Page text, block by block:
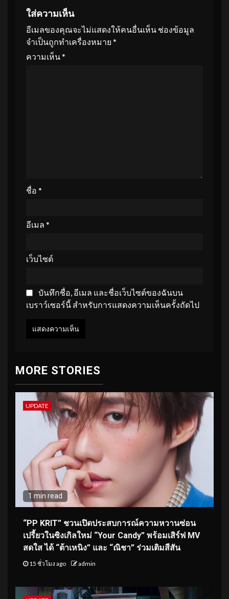
ใส่ความเห็น
อีเมลของคุณจะไม่แสดงให้คนอื่นเห็น ช่องข้อมูล
จำเป็นถูกทำเครื่องหมาย *
ความเห็น*
ชื่อ *
อีเมล *
เว็บไซต์
บันทึกชื่อ, อีเมล และชื่อเว็บไซต์ของฉันบน
เบราว์เซอร์นี้ สำหรับการแสดงความเห็นครั้งถัดไป
MORE STORIES
UPDATE
1 min read
“PP KRIT” ชวนเปิดประสบการณ์ความหวานซ่อน
เปรี้ยวในซิงเกิลใหม่ “Your Candy” พร้อมเสิร์ฟ MV
สดใส ได้ “ต้าเหนิง” และ “ณิชา” ร่วมเติมสีสัน
15 ชั่วโมง ago admin